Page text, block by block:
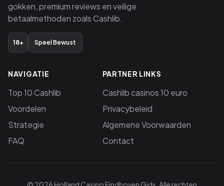
gokken, premium reviews en veilige
betaalmethoden zoals Cashlib.
18+ Speel Bewust
NAVIGATIE
Top 10 Cashlib
Voordelen
Strategie
FAQ
PARTNER LINKS
Cashlib casinos 10 euro
Privacybeleid
Algemene Voorwaarden
Contact